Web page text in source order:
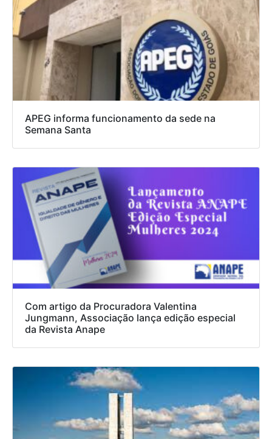
APEG informa funcionamento da sede na
Semana Santa
Com artigo da Procuradora Valentina
Jungmann, Associação lança edição especial
da Revista Anape